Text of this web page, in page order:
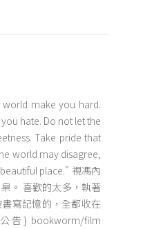
world make you hard.
hate. Do not let the
Take pride that
world may disagree,
place." 視馮內
。 喜歡的太多，執著
寫記憶的，全都收在
告} bookworm/film